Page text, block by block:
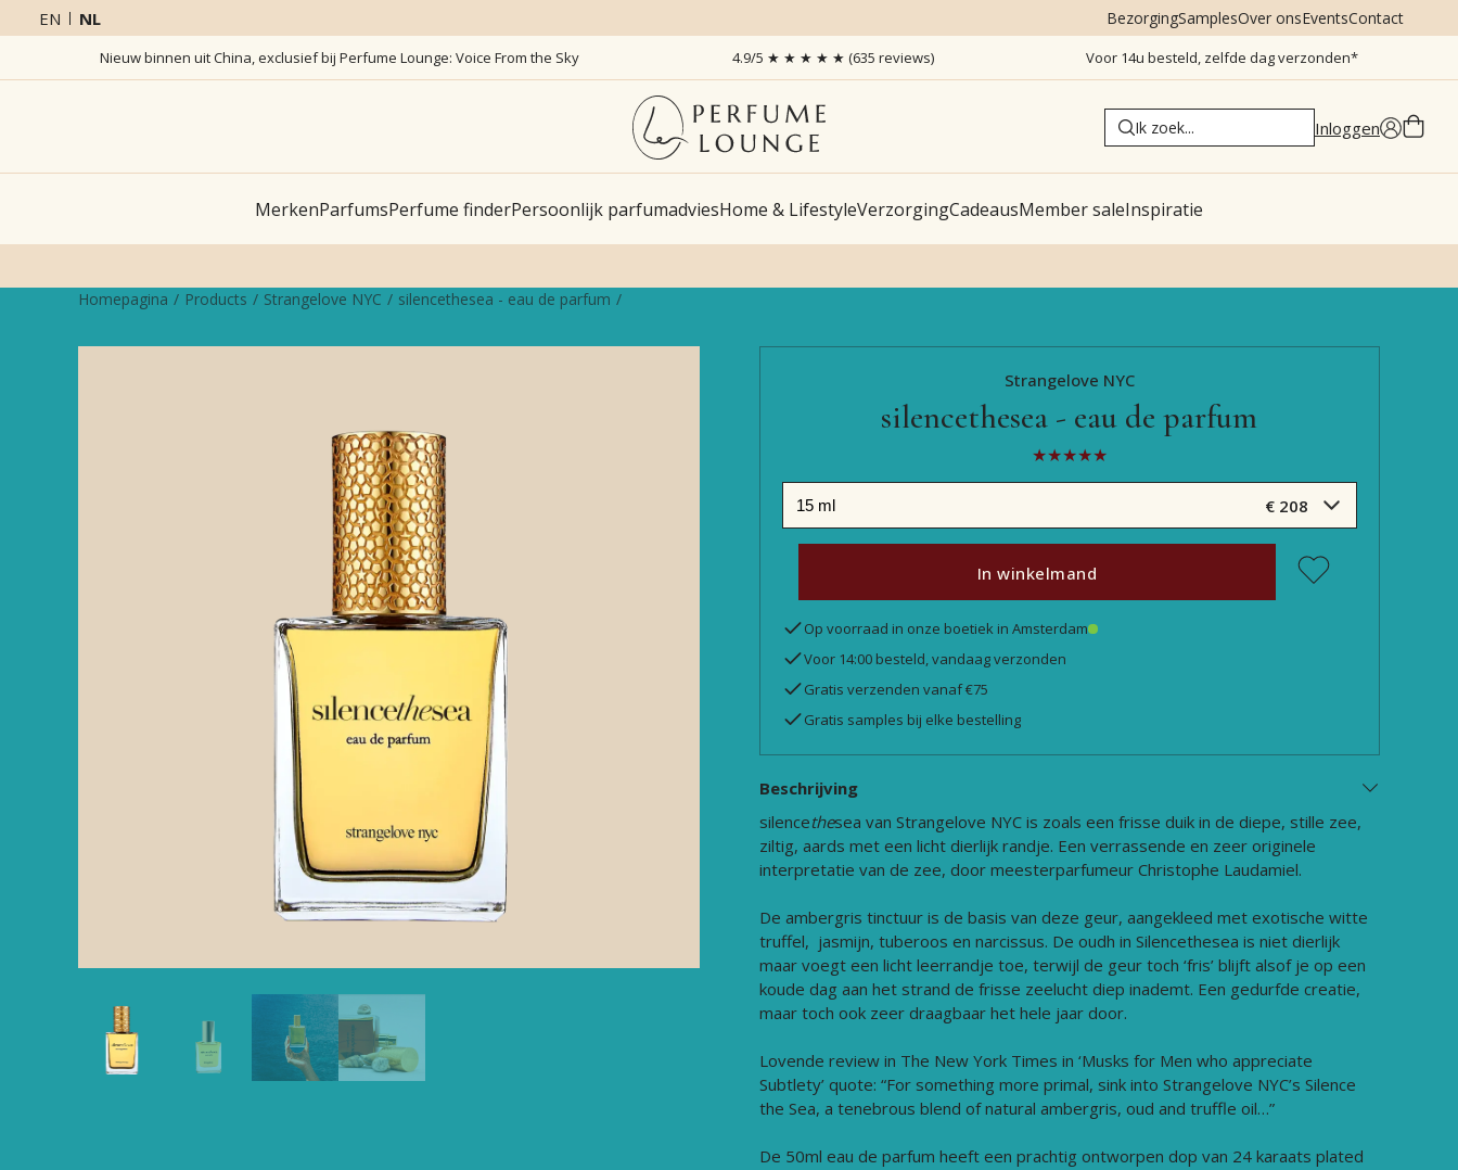
EN NL BezorgingSamplesOver onsEventsContact
Nieuw binnen uit China, exclusief bij Perfume Lounge: Voice From the Sky 4.9/5 ★ ★ ★ ★ ★ (635 reviews) Voor 14u besteld, zelfde dag verzonden*
Inloggen
MerkenParfumsPerfume finderPersoonlijk parfumadviesHome & LifestyleVerzorgingCadeausMember saleInspiratie
Homepagina Products Strangelove NYC silencethesea - eau de parfum
Strangelove NYC
silencethesea - eau de parfum
€ 208
In winkelmand
Op voorraad in onze boetiek in Amsterdam
Voor 14:00 besteld, vandaag verzonden
Gratis verzenden vanaf €75
Gratis samples bij elke bestelling
Beschrijving
silencethesea van Strangelove NYC is zoals een frisse duik in de diepe, stille zee,
ziltig, aards met een licht dierlijk randje. Een verrassende en zeer originele
interpretatie van de zee, door meesterparfumeur Christophe Laudamiel.
De ambergris tinctuur is de basis van deze geur, aangekleed met exotische witte
truffel, jasmijn, tuberoos en narcissus. De oudh in Silencethesea is niet dierlijk
maar voegt een licht leerrandje toe, terwijl de geur toch ‘fris’ blijft alsof je op een
koude dag aan het strand de frisse zeelucht diep inademt. Een gedurfde creatie,
maar toch ook zeer draagbaar het hele jaar door.
Lovende review in The New York Times in ‘Musks for Men who appreciate
Subtlety’ quote: “For something more primal, sink into Strangelove NYC’s Silence
the Sea, a tenebrous blend of natural ambergris, oud and truffle oil…”
De 50ml eau de parfum heeft een prachtig ontworpen dop van 24 karaats plated